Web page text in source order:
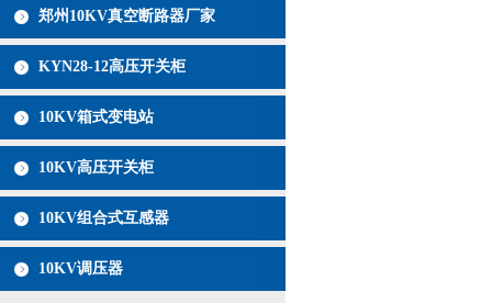
郑州10KV真空断路器厂家
KYN28-12高压开关柜
10KV箱式变电站
10KV高压开关柜
10KV组合式互感器
10KV调压器